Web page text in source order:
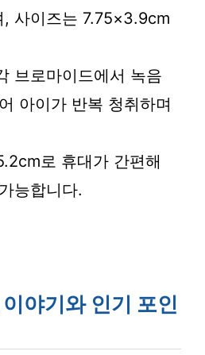
, 사이즈는 7.75×3.9cm
브로마이드에서 녹음
아이가 반복 청취하며
로 휴대가 간편해
능합니다.
야기와 인기 포인